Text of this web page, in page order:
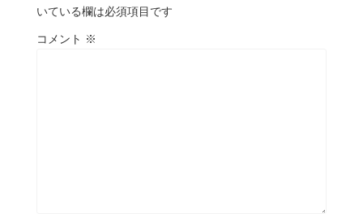
いている欄は必須項目です
コメント ※